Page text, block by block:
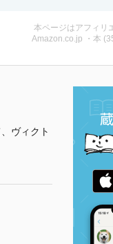
本ページはアフィリ
Amazon.co.jp ・本
ヴィクト